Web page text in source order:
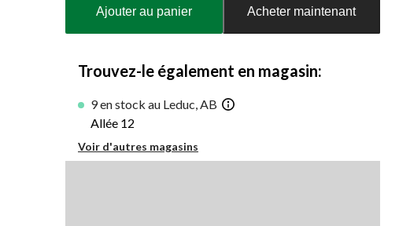
Ajouter au panier Acheter maintenant
Trouvez-le également en magasin:
9 en stock au Leduc, AB
Allée 12
Voir d'autres magasins